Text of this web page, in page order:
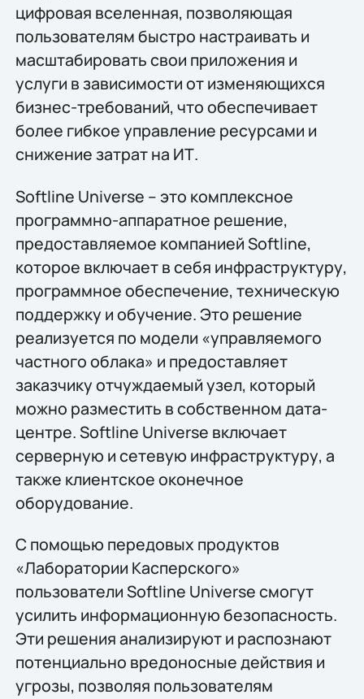
цифровая вселенная, позволяющая
пользователям быстро настраивать и
масштабировать свои приложения и
услуги в зависимости от изменяющихся
бизнес-требований, что обеспечивает
более гибкое управление ресурсами и
снижение затрат на ИТ.
Softline Universe – это комплексное
программно-аппаратное решение,
предоставляемое компанией Softline,
которое включает в себя инфраструктуру,
программное обеспечение, техническую
поддержку и обучение. Это решение
реализуется по модели «управляемого
частного облака» и предоставляет
заказчику отчуждаемый узел, который
можно разместить в собственном дата-
центре. Softline Universe включает
серверную и сетевую инфраструктуру, а
также клиентское оконечное
оборудование.
С помощью передовых продуктов
«Лаборатории Касперского»
пользователи Softline Universe смогут
усилить информационную безопасность.
Эти решения анализируют и распознают
потенциально вредоносные действия и
угрозы, позволяя пользователям